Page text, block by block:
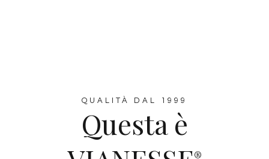
QUALITÀ DAL 1999
Questa è
®